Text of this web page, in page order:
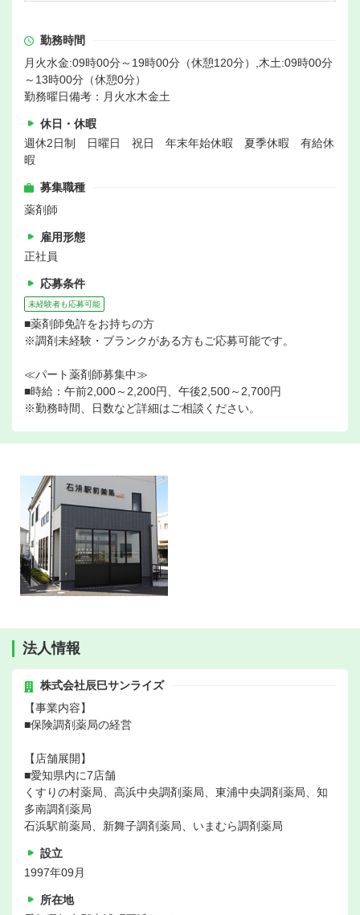
勤務時間
月火水金:09時00分～19時00分（休憩120分）,木土:09時00分
～13時00分（休憩0分）
勤務曜日備考：月火水木金土
休日・休暇
週休2日制 日曜日 祝日 年末年始休暇 夏季休暇 有給休
暇
募集職種
薬剤師
雇用形態
正社員
応募条件
未経験者も応募可能
■薬剤師免許をお持ちの方
※調剤未経験・ブランクがある方もご応募可能です。
≪パート薬剤師募集中≫
■時給：午前2,000～2,200円、午後2,500～2,700円
※勤務時間、日数など詳細はご相談ください。
法人情報
株式会社辰巳サンライズ
【事業内容】
■保険調剤薬局の経営
【店舗展開】
■愛知県内に7店舗
くすりの村薬局、高浜中央調剤薬局、東浦中央調剤薬局、知
多南調剤薬局
石浜駅前薬局、新舞子調剤薬局、いまむら調剤薬局
設立
1997年09月
所在地